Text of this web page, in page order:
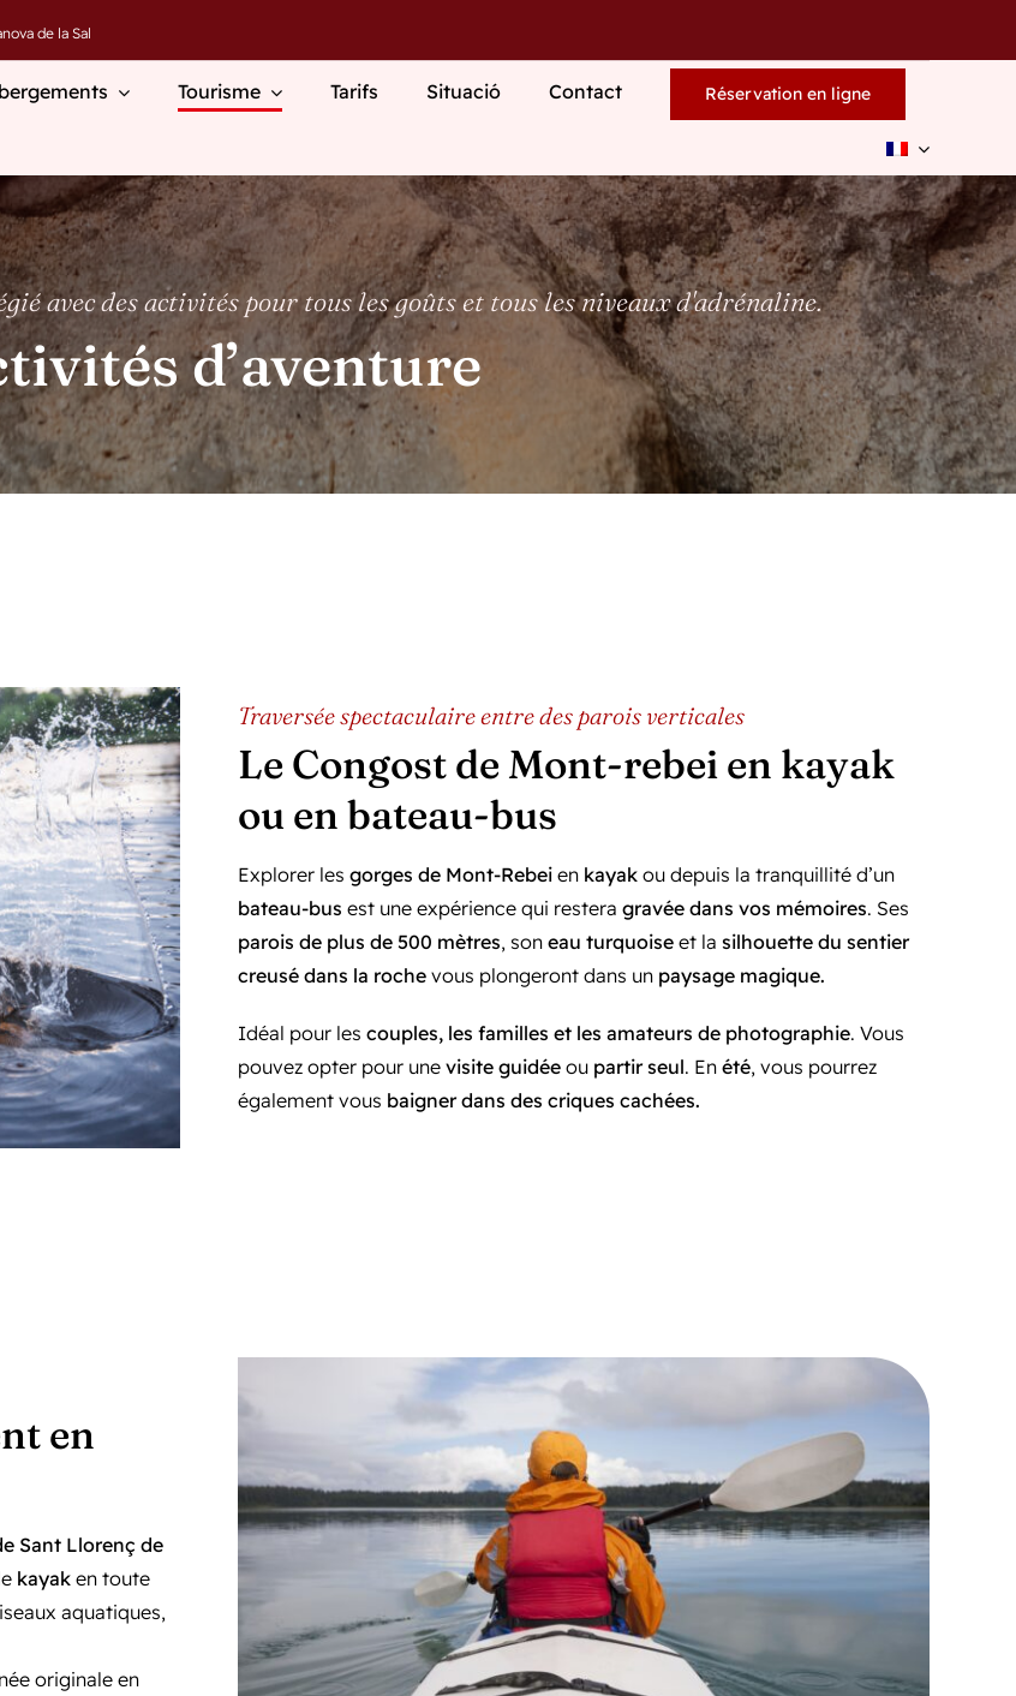
de la Sal
Tourisme Tarifs Situació Contact Réservation en ligne
avec des activités pour tous les goûts et tous les niveaux d'adrénaline.
d’aventure
Traversée spectaculaire entre des parois verticales
Le Congost de Mont-rebei en kayak
ou en bateau-bus
Explorer les gorges de Mont-Rebeien kayak ou depuis la tranquillité d’un
bateau-bus est une expérience qui restera gravée dans vos mémoires. Ses
parois de plus de 500 mètres, son eau turquoiseet la silhouette du sentier
creusé dans la rochevous plongeront dans un paysage magique.
Idéal pour les couples, les familles et les amateurs de photographie. Vous
pouvez opter pour une visite guidéeou partir seul. En été, vous pourrez
également vous baigner dans des criques cachées.
en
Sant Llorenç de
kayak en toute
aquatiques,
originale en